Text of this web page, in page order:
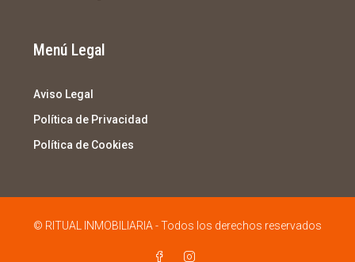
Menú Legal
Aviso Legal
Política de Privacidad
Política de Cookies
© RITUAL INMOBILIARIA - Todos los derechos reservados